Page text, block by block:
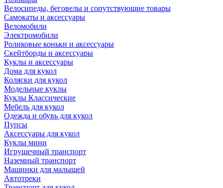
Велосипеды, беговелы и сопутствующие товары
Самокаты и аксессуары
Веломобили
Электромобили
Роликовые коньки и аксессуары
Скейтборды и аксессуары
Куклы и аксессуары
Дома для кукол
Коляски для кукол
Модельные куклы
Куклы Классические
Мебель для кукол
Одежда и обувь для кукол
Пупсы
Аксессуары для кукол
Куклы мини
Игрушечный транспорт
Наземный транспорт
Машинки для малышей
Автотреки